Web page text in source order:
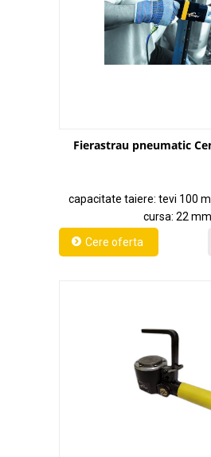
Fierastrau pneumatic
capacitate taiere: tevi 100
cursa: 22 mm